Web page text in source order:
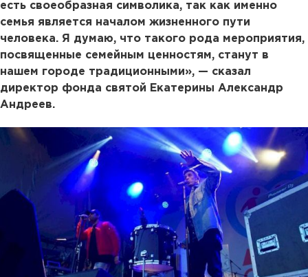
есть своеобразная символика, так как именно
семья является началом жизненного пути
человека. Я думаю, что такого рода мероприятия,
посвященные семейным ценностям, станут в
нашем городе традиционными», — сказал
директор фонда святой Екатерины Александр
Андреев.